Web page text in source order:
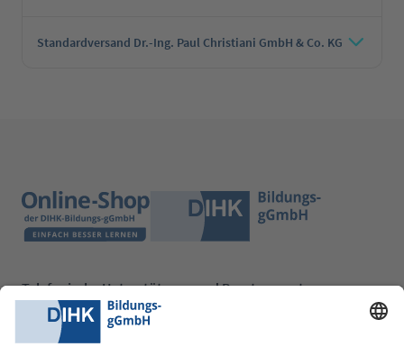
Standardversand Dr.-Ing. Paul Christiani GmbH & Co. KG
Telefonische Unterstützung und Beratung unter:
0228 6205 205